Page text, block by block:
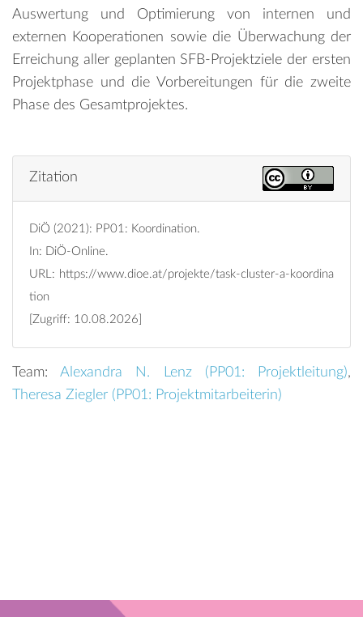
Auswertung und Optimierung von internen und
externen Kooperationen sowie die Überwachung der
Erreichung aller geplanten SFB-Projektziele der ersten
Projektphase und die Vorbereitungen für die zweite
Phase des Gesamtprojektes.
Zitation
DiÖ (2021): PP01: Koordination.
In: DiÖ-Online.
URL: https://www.dioe.at/projekte/task-cluster-a-koordina
tion
[Zugriff: 10.08.2026]
Team:Alexandra N. Lenz ( PP01: Projektleitung),
Theresa Ziegler ( PP01: Projektmitarbeiterin)